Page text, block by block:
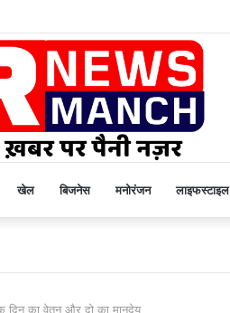
खेल बिजनेस मनोरंजन लाइफस्टाइल
दिन का वेतन और दो का मानदेय